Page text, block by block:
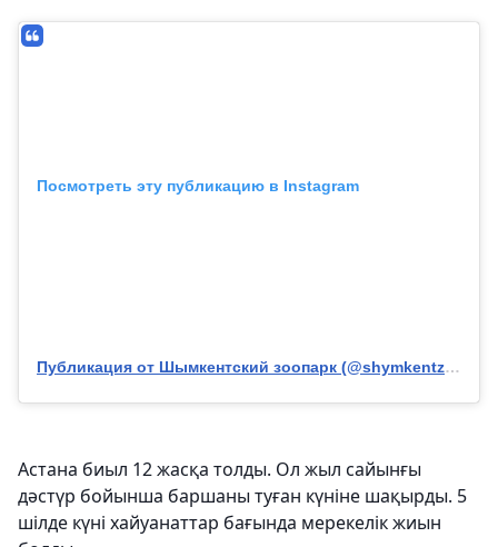
Посмотреть эту публикацию в Instagram
Публикация от Шымкентский зоопарк (@shymkentzoo)
Астана биыл 12 жасқа толды. Ол жыл сайынғы
дәстүр бойынша баршаны туған күніне шақырды. 5
шілде күні хайуанаттар бағында мерекелік жиын